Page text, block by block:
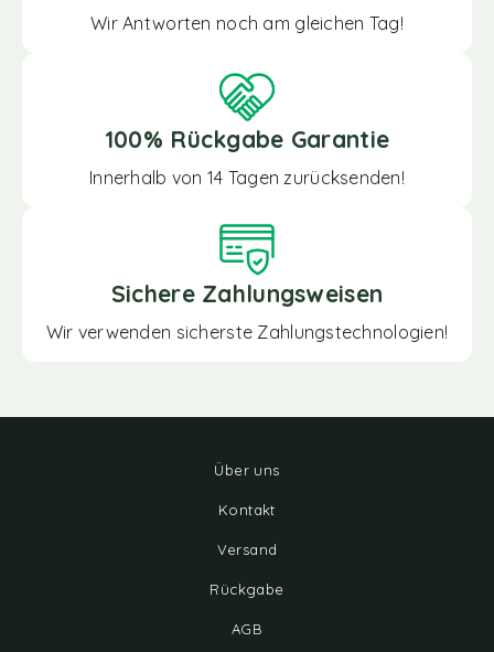
Wir Antworten noch am gleichen Tag!
100% Rückgabe Garantie
Innerhalb von 14 Tagen zurücksenden!
Sichere Zahlungsweisen
Wir verwenden sicherste Zahlungstechnologien!
Über uns
Kontakt
Versand
Rückgabe
AGB